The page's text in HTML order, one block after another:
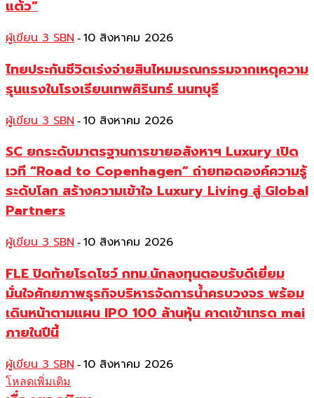
แต้ว”
ผู้เขียน 3 SBN - 10 สิงหาคม 2026
ไทยประกันชีวิตเร่งจ่ายสินไหมมรณกรรมจากเหตุความ
รุนแรงในโรงเรียนเทพศิรินทร์ นนทบุรี
ผู้เขียน 3 SBN - 10 สิงหาคม 2026
SC ยกระดับมาตรฐานการขายอสังหาฯ Luxury เปิด
เวที “Road to Copenhagen” ถ่ายทอดองค์ความรู้
ระดับโลก สร้างความเข้าใจ Luxury Living สู่ Global
Partners
ผู้เขียน 3 SBN - 10 สิงหาคม 2026
FLE ปิดท้ายโรดโชว์ กทม.นักลงทุนตอบรับดีเยี่ยม
มั่นใจศักยภาพธุรกิจบริหารจัดการน้ำครบวงจร พร้อม
เดินหน้าตามแผน IPO 100 ล้านหุ้น คาดเข้าเทรด mai
ภายในปีนี้
ผู้เขียน 3 SBN - 10 สิงหาคม 2026
โหลดเพิ่มเติม